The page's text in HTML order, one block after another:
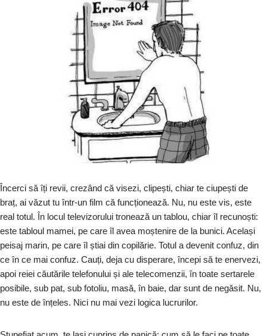
Încerci să îți revii, crezând că visezi, clipești, chiar te ciupești de
braț, ai văzut tu într-un film că funcționează. Nu, nu este vis, este
real totul. În locul televizorului tronează un tablou, chiar îl recunoști:
este tabloul mamei, pe care îl avea moștenire de la bunici. Același
peisaj marin, pe care îl știai din copilărie. Totul a devenit confuz, din
ce în ce mai confuz. Cauți, deja cu disperare, începi să te enervezi,
apoi reiei căutările telefonului și ale telecomenzii, în toate sertarele
posibile, sub pat, sub fotoliu, masă, în baie, dar sunt de negăsit. Nu,
nu este de înțeles. Nici nu mai vezi logica lucrurilor.